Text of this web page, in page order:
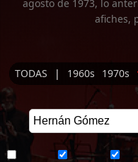
agosto de 1973, lo
afiches,
TODAS | 1960s 1970s